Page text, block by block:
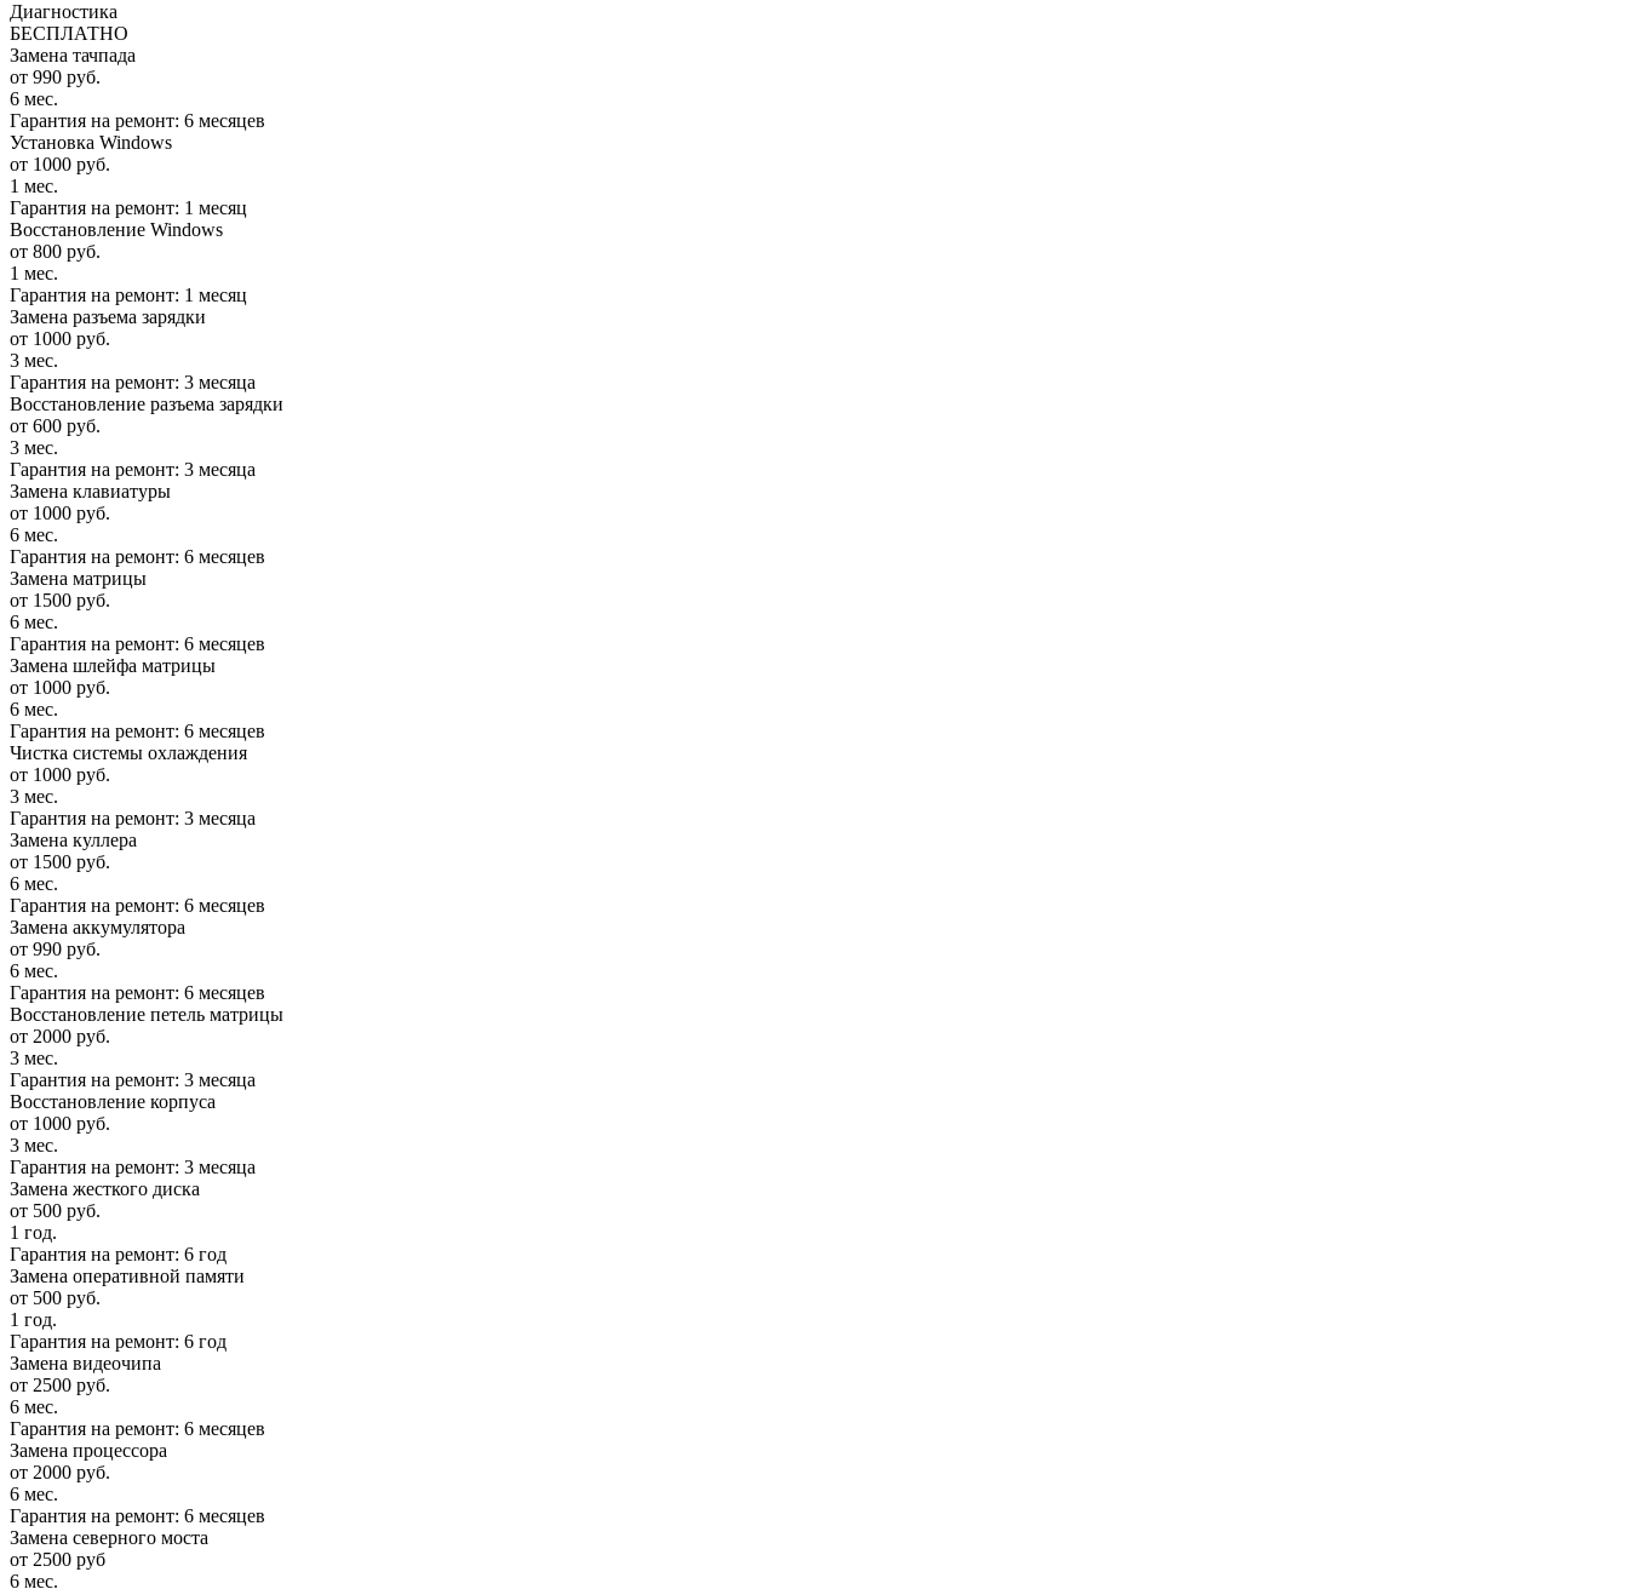
Диагностика
БЕСПЛАТНО
Замена тачпада
от 990 руб.
6 мес.
Гарантия на ремонт: 6 месяцев
Установка Windows
от 1000 руб.
1 мес.
Гарантия на ремонт: 1 месяц
Восстановление Windows
от 800 руб.
1 мес.
Гарантия на ремонт: 1 месяц
Замена разъема зарядки
от 1000 руб.
3 мес.
Гарантия на ремонт: 3 месяца
Восстановление разъема зарядки
от 600 руб.
3 мес.
Гарантия на ремонт: 3 месяца
Замена клавиатуры
от 1000 руб.
6 мес.
Гарантия на ремонт: 6 месяцев
Замена матрицы
от 1500 руб.
6 мес.
Гарантия на ремонт: 6 месяцев
Замена шлейфа матрицы
от 1000 руб.
6 мес.
Гарантия на ремонт: 6 месяцев
Чистка системы охлаждения
от 1000 руб.
3 мес.
Гарантия на ремонт: 3 месяца
Замена куллера
от 1500 руб.
6 мес.
Гарантия на ремонт: 6 месяцев
Замена аккумулятора
от 990 руб.
6 мес.
Гарантия на ремонт: 6 месяцев
Восстановление петель матрицы
от 2000 руб.
3 мес.
Гарантия на ремонт: 3 месяца
Восстановление корпуса
от 1000 руб.
3 мес.
Гарантия на ремонт: 3 месяца
Замена жесткого диска
от 500 руб.
1 год.
Гарантия на ремонт: 6 год
Замена оперативной памяти
от 500 руб.
1 год.
Гарантия на ремонт: 6 год
Замена видеочипа
от 2500 руб.
6 мес.
Гарантия на ремонт: 6 месяцев
Замена процессора
от 2000 руб.
6 мес.
Гарантия на ремонт: 6 месяцев
Замена северного моста
от 2500 руб
6 мес.